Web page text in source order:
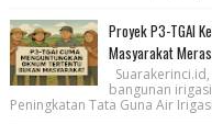
Proyek P3-TGAI
Masyarakat
bangunan
Peningkatan Tata Guna Air